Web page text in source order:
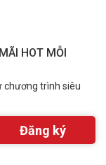
HOT MỖI
chương trình siêu